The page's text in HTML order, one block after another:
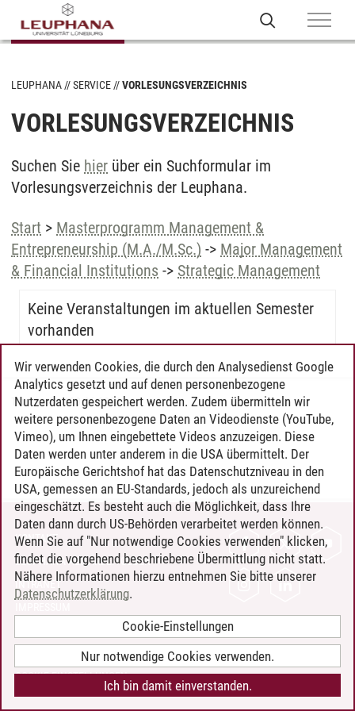
LEUPHANA SERVICE VORLESUNGSVERZEICHNIS
VORLESUNGSVERZEICHNIS
Suchen Sie hier über ein Suchformular im
Vorlesungsverzeichnis der Leuphana.
Start > Masterprogramm Management &
Entrepreneurship (M.A./M.Sc.) -> Major Management
& Financial Institutions -> Strategic Management
Keine Veranstaltungen im aktuellen Semester
vorhanden
Timo Leder/30.06.2024
KONTAKT
LEUPHANA ALS ARBEITGEBER
INTRANET
BARRIEREFREIHEIT
COOKIE-EINSTELLUNGEN
Wir verwenden Cookies, die durch den Analysedienst Google
Analytics gesetzt und auf denen personenbezogene
Nutzerdaten gespeichert werden. Zudem übermitteln wir
weitere personenbezogene Daten an Videodienste (YouTube,
Vimeo), um Ihnen eingebettete Videos anzuzeigen. Diese
Daten werden unter anderem in die USA übermittelt. Der
Europäische Gerichtshof hat das Datenschutzniveau in den
USA, gemessen an EU-Standards, jedoch als unzureichend
eingeschätzt. Es besteht auch die Möglichkeit, dass Ihre
Daten dann durch US-Behörden verarbeitet werden können.
Wenn Sie auf "Nur notwendige Cookies verwenden" klicken,
findet die vorgehend beschriebene Übermittlung nicht statt.
Nähere Informationen hierzu entnehmen Sie bitte unserer
Datenschutzerklärung.
Cookie-Einstellungen
Nur notwendige Cookies verwenden.
Ich bin damit einverstanden.